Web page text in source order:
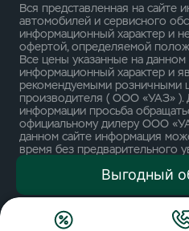
Вся представленная на сайте
автомобилей и сервисного
информационный характер и
офертой, определяемой
Все цены указанные на данном
информационный характер и
рекомендуемыми розничными
производителя ( ООО «УАЗ»
информации просьба
официальному дилеру ООО
данном сайте информация
время без предварительного
Выгодный